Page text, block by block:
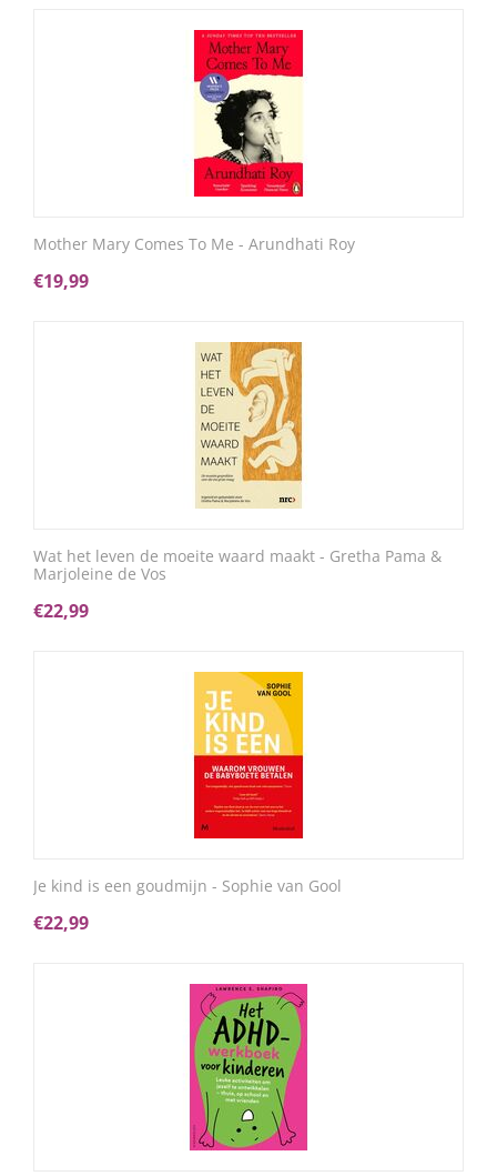
Mother Mary Comes To Me - Arundhati Roy
€19,99
Wat het leven de moeite waard maakt - Gretha Pama &
Marjoleine de Vos
€22,99
Je kind is een goudmijn - Sophie van Gool
€22,99